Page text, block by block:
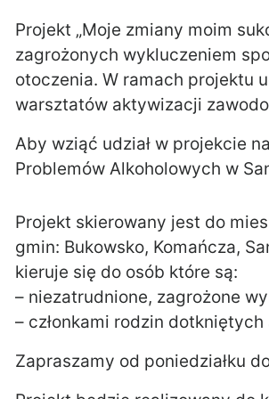
Projekt „Moje zmiany moim
zagrożonych wykluczeniem
otoczenia. W ramach projektu
warsztatów aktywizacji
Aby wziąć udział w projekcie
Problemów Alkoholowych w
Projekt skierowany jest do
gmin: Bukowsko, Komańcza,
kieruje się do osób które są:
– niezatrudnione, zagrożone
– członkami rodzin
Zapraszamy od poniedziałku